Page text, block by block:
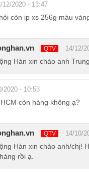
yếu tố thì iPhone XS
12/2020 - 13:47
còn ip xs 256g màu
QTV 14/12/
Hàn xin chào anh
2020 - 10:53
còn hàng không ạ?
QTV 14/10/
Hàn xin chào anh/chị!
rồi ạ.